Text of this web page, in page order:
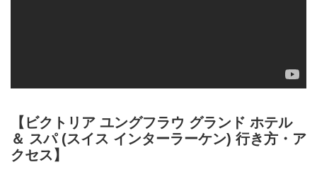
【ビクトリア ユングフラウ グランド ホテル
＆ スパ (スイス インターラーケン) 行き方・ア
クセス】